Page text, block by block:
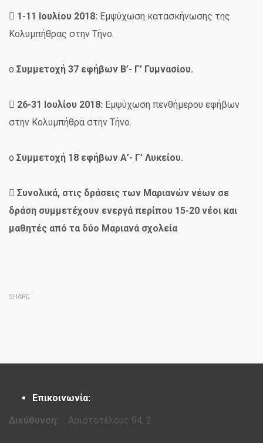
 1-11 Ιουλίου 2018: Εμψύχωση κατασκήνωσης της
Κολυμπήθρας στην Τήνο.
o Συμμετοχή 37 εφήβων Β’- Γ’ Γυμνασίου.
 26-31 Ιουλίου 2018: Εμψύχωση πενθήμερου εφήβων
στην Κολυμπήθρα στην Τήνο.
o Συμμετοχή 18 εφήβων Α’- Γ’ Λυκείου.
 Συνολικά, στις δράσεις των Μαριανών νέων σε
δράση συμμετέχουν ενεργά περίπου 15-20 νέοι και
μαθητές από τα δύο Μαριανά σχολεία
SHARE
Επικοινωνία:
Διεύθυνση: Αριστοτέλους 94, 2